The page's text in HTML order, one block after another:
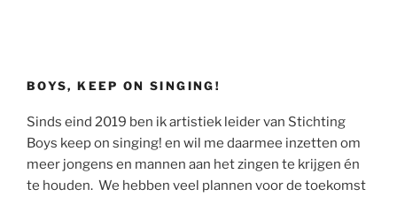
BOYS, KEEP ON SINGING!
Sinds eind 2019 ben ik artistiek leider van Stichting
Boys keep on singing! en wil me daarmee inzetten om
meer jongens en mannen aan het zingen te krijgen én
te houden. We hebben veel plannen voor de toekomst